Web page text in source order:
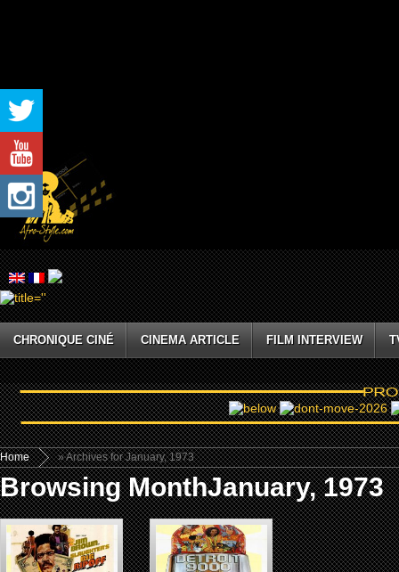
CHRONIQUE CINÉ CINEMA ARTICLE FILM INTERVIEW
Home » Archives for January, 1973
Browsing MonthJanuary, 1973